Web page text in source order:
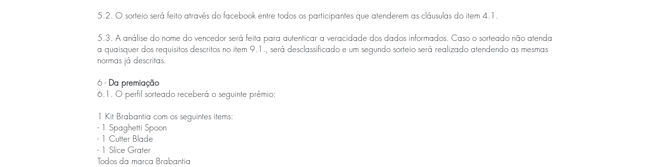
5.2. O sorteio será feito através do facebook entre todos os participantes que atenderem as cláusulas do item 4.1.
5.3. A análise do nome do vencedor será feita para autenticar a veracidade dos dados informados. Caso o sorteado não atenda
a quaisquer dos requisitos descritos no item 9.1., será desclassificado e um segundo sorteio será realizado atendendo as mesmas
normas já descritas.
6 - Da premiação
6.1. O perfil sorteado receberá o seguinte prémio:
1 Kit Brabantia com os seguintes items:
- 1 Spaghetti Spoon
- 1 Cutter Blade
- 1 Slice Grater
Todos da marca Brabantia